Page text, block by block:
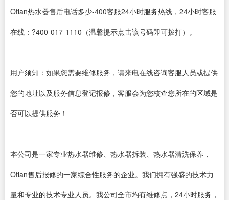
Otlan热水器售后电话多少-400客服24小时服务热线，24小时客服
在线：?400-017-1110（温馨提示点击该号码即可拨打）。
用户须知：如果您需要维修服务，请来电在线咨询客服人员或提供
您的地址以及服务信息登记报修，客服会为您核查您所在的区域是
否可以提供服务！
本公司是一家专业热水器维修、热水器拆装、热水器清洗保养，
Otlan售后报修的一家综合性服务的企业。我们拥有强盛的技术力
量和专业的技术专业人员。我公司全市均有维修点，24小时服务，